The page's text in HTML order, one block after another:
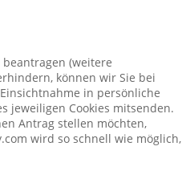
(weitere
können wir Sie bei
in persönliche
jeweiligen Cookies mitsenden.
Antrag stellen möchten,
wird so schnell wie möglich,